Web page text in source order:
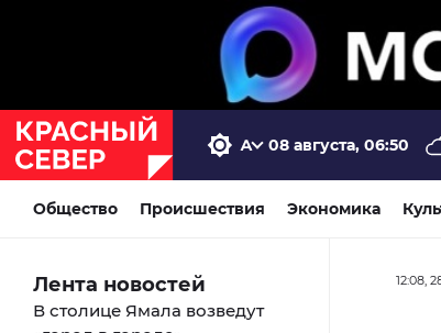
08 августа, 06:50
Общество Происшествия Экономика
Лента новостей
В столице Ямала возведут
12:08,